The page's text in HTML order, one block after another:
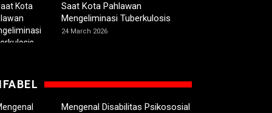
Saat Kota Pahlawan
Mengeliminasi Tuberkulosis
24 March 2026
Mengenal Disabilitas Psikososial